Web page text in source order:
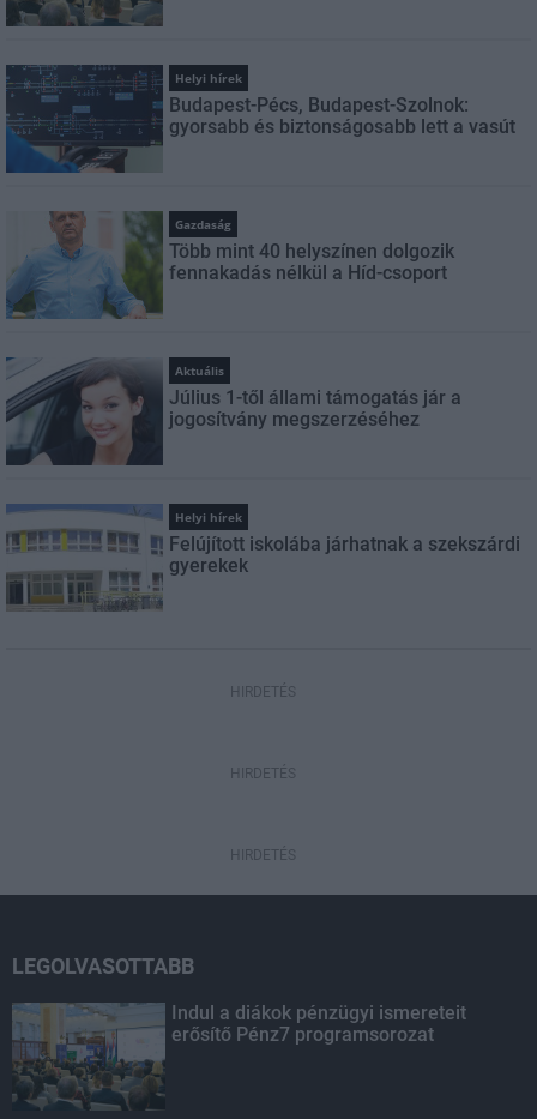
Helyi hírek
Budapest-Pécs, Budapest-Szolnok:
gyorsabb és biztonságosabb lett a vasút
Gazdaság
Több mint 40 helyszínen dolgozik
fennakadás nélkül a Híd-csoport
Aktuális
Július 1-től állami támogatás jár a
jogosítvány megszerzéséhez
Helyi hírek
Felújított iskolába járhatnak a szekszárdi
gyerekek
HIRDETÉS
HIRDETÉS
HIRDETÉS
LEGOLVASOTTABB
Indul a diákok pénzügyi ismereteit
erősítő Pénz7 programsorozat